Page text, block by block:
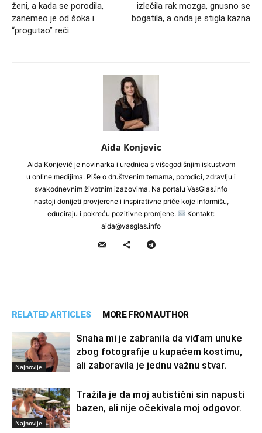
ženi, a kada se porodila,
zanemeo je od šoka i
“progutao” reči
izlečila rak mozga, gnusno se
bogatila, a onda je stigla kazna
Aida Konjevic
Aida Konjević je novinarka i urednica s višegodišnjim iskustvom
u online medijima. Piše o društvenim temama, porodici, zdravlju i
svakodnevnim životnim izazovima. Na portalu VasGlas.info
nastoji donijeti provjerene i inspirativne priče koje informišu,
educiraju i pokreću pozitivne promjene.
Kontakt:
aida@vasglas.info
RELATED ARTICLES MORE FROM AUTHOR
Najnovije
Snaha mi je zabranila da viđam unuke
zbog fotografije u kupaćem kostimu,
ali zaboravila je jednu važnu stvar.
Najnovije
Tražila je da moj autistični sin napusti
bazen, ali nije očekivala moj odgovor.